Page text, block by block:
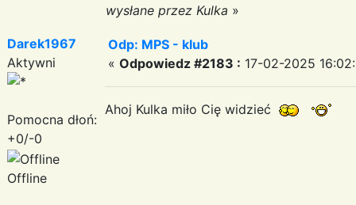
wysłane przez Kulka »
Darek1967
Aktywni
Pomocna dłoń:
+0/-0
Offline
Odp: MPS - klub
« Odpowiedz #2183 : 17-02-2025
Ahoj Kulka miło Cię widzieć